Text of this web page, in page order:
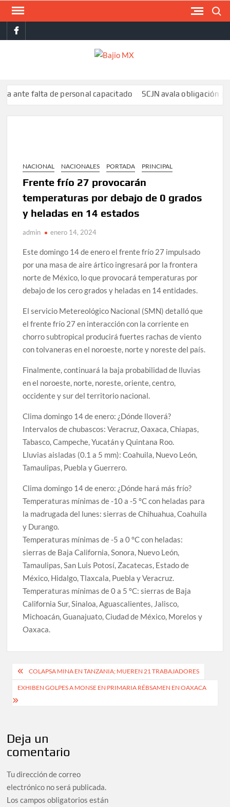
Saltar
contenidofacebook
falta de personal capacitado SCJN avala obligación patronal
NACIONAL NACIONALES PORTADA PRINCIPAL
Frente frío 27 provocarán
temperaturas por debajo de 0 grados
y heladas en 14 estados
admin enero 14, 2024
Este domingo 14 de enero el frente frío 27 impulsado
por una masa de aire ártico ingresará por la frontera
norte de México, lo que provocará temperaturas por
debajo de los cero grados y heladas en 14 entidades.
El servicio Metereológico Nacional (SMN) detalló que
el frente frío 27 en interacción con la corriente en
chorro subtropical producirá fuertes rachas de viento
con tolvaneras en el noroeste, norte y noreste del país.
Finalmente, continuará la baja probabilidad de lluvias
en el noroeste, norte, noreste, oriente, centro,
occidente y sur del territorio nacional.
Clima domingo 14 de enero: ¿Dónde lloverá?
Intervalos de chubascos: Veracruz, Oaxaca, Chiapas,
Tabasco, Campeche, Yucatán y Quintana Roo.
Lluvias aisladas (0.1 a 5 mm): Coahuila, Nuevo León,
Tamaulipas, Puebla y Guerrero.
Clima domingo 14 de enero: ¿Dónde hará más frío?
Temperaturas mínimas de -10 a -5 °C con heladas para
la madrugada del lunes: sierras de Chihuahua, Coahuila
y Durango.
Temperaturas mínimas de -5 a 0 °C con heladas:
sierras de Baja California, Sonora, Nuevo León,
Tamaulipas, San Luis Potosí, Zacatecas, Estado de
México, Hidalgo, Tlaxcala, Puebla y Veracruz.
Temperaturas mínimas de 0 a 5 °C: sierras de Baja
California Sur, Sinaloa, Aguascalientes, Jalisco,
Michoacán, Guanajuato, Ciudad de México, Morelos y
Oaxaca.
Navegación
de
entradas
COLAPSA MINA EN TANZANIA; MUEREN 21 TRABAJADORES
EXHIBEN GOLPES A MONSE EN PRIMARIA RÉBSAMEN EN OAXACA
Deja un
comentario
Tu dirección de correo
electrónico no será publicada.
Los campos obligatorios están